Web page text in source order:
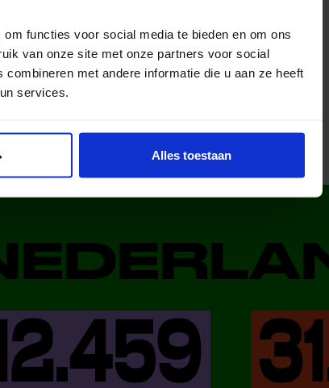
functies voor social media te bieden en om ons
van onze site met onze partners voor social
met andere informatie die u aan ze heeft
services.
Alles toestaan